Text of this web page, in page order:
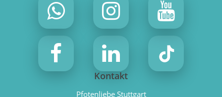
Kontakt
Pfotenliebe Stuttgart